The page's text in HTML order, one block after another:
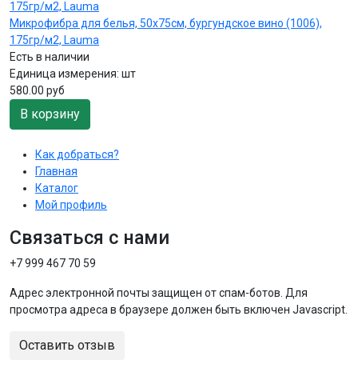
Микрофибра для белья, 50х75см, бургундское вино (1006),
175гр/м2, Lauma
Есть в наличии
Единица измерения: шт
580.00 руб
В корзину
Как добраться?
Главная
Каталог
Мой профиль
Связаться с нами
+7 999 467 70 59
Адрес электронной почты защищен от спам-ботов. Для
просмотра адреса в браузере должен быть включен Javascript.
Оставить отзыв